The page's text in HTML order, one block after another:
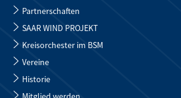
Partnerschaften
SAAR WIND PROJEKT
Kreisorchester im BSM
Vereine
Historie